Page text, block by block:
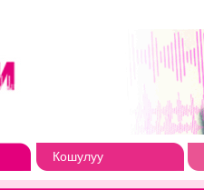
Кошулуу